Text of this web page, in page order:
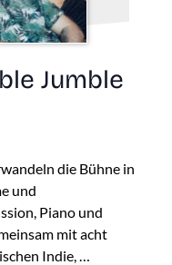
Jumble
die Bühne in
und
Piano und
mit acht
Indie, …